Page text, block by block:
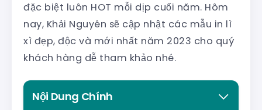
đặc biệt luôn HOT mỗi dịp cuối năm. Hôm
nay, Khải Nguyên sẽ cập nhật các mẫu in lì
xì đẹp, độc và mới nhất năm 2023 cho quý
khách hàng dễ tham khảo nhé.
Nội Dung Chính